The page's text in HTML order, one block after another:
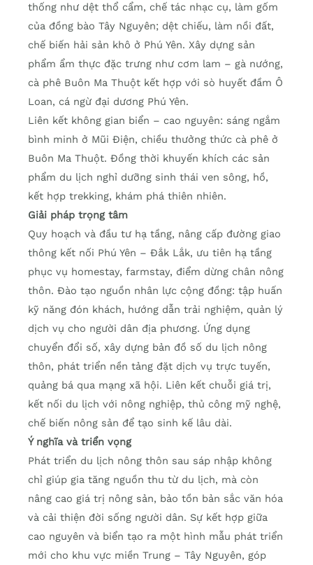
thống như dệt thổ cẩm, chế tác nhạc cụ, làm gốm
của đồng bào Tây Nguyên; dệt chiếu, làm nồi đất,
chế biến hải sản khô ở Phú Yên. Xây dựng sản
phẩm ẩm thực đặc trưng như cơm lam – gà nướng,
cà phê Buôn Ma Thuột kết hợp với sò huyết đầm Ô
Loan, cá ngừ đại dương Phú Yên.
Liên kết không gian biển – cao nguyên: sáng ngắm
bình minh ở Mũi Điện, chiều thưởng thức cà phê ở
Buôn Ma Thuột. Đồng thời khuyến khích các sản
phẩm du lịch nghỉ dưỡng sinh thái ven sông, hồ,
kết hợp trekking, khám phá thiên nhiên.
Giải pháp trọng tâm
Quy hoạch và đầu tư hạ tầng, nâng cấp đường giao
thông kết nối Phú Yên – Đắk Lắk, ưu tiên hạ tầng
phục vụ homestay, farmstay, điểm dừng chân nông
thôn. Đào tạo nguồn nhân lực cộng đồng: tập huấn
kỹ năng đón khách, hướng dẫn trải nghiệm, quản lý
dịch vụ cho người dân địa phương. Ứng dụng
chuyển đổi số, xây dựng bản đồ số du lịch nông
thôn, phát triển nền tảng đặt dịch vụ trực tuyến,
quảng bá qua mạng xã hội. Liên kết chuỗi giá trị,
kết nối du lịch với nông nghiệp, thủ công mỹ nghệ,
chế biến nông sản để tạo sinh kế lâu dài.
Ý nghĩa và triển vọng
Phát triển du lịch nông thôn sau sáp nhập không
chỉ giúp gia tăng nguồn thu từ du lịch, mà còn
nâng cao giá trị nông sản, bảo tồn bản sắc văn hóa
và cải thiện đời sống người dân. Sự kết hợp giữa
cao nguyên và biển tạo ra một hình mẫu phát triển
mới cho khu vực miền Trung – Tây Nguyên, góp